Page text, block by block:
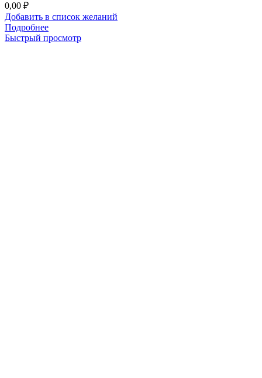
0,00 ₽
Добавить в список желаний
Подробнее
Быстрый просмотр